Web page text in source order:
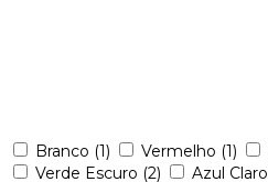
Branco (1) Vermelho (1)
Verde Escuro (2) Azul Claro